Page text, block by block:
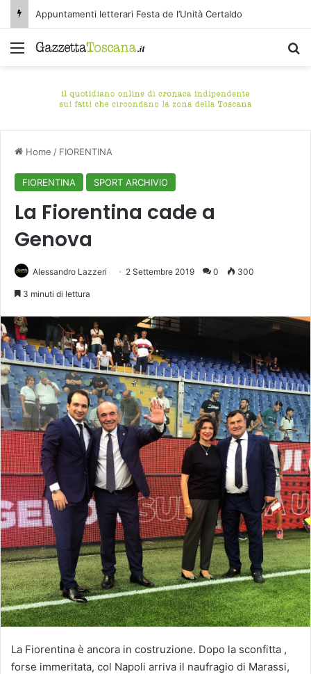
Appuntamenti letterari Festa de l’Unità Certaldo
Menu
Home / FIORENTINA
FIORENTINA SPORT ARCHIVIO
La Fiorentina cade a
Genova
Alessandro Lazzeri 2 Settembre 2019 0 300
3 minuti di lettura
La Fiorentina è ancora in costruzione. Dopo la sconfitta ,
forse immeritata, col Napoli arriva il naufragio di Marassi,